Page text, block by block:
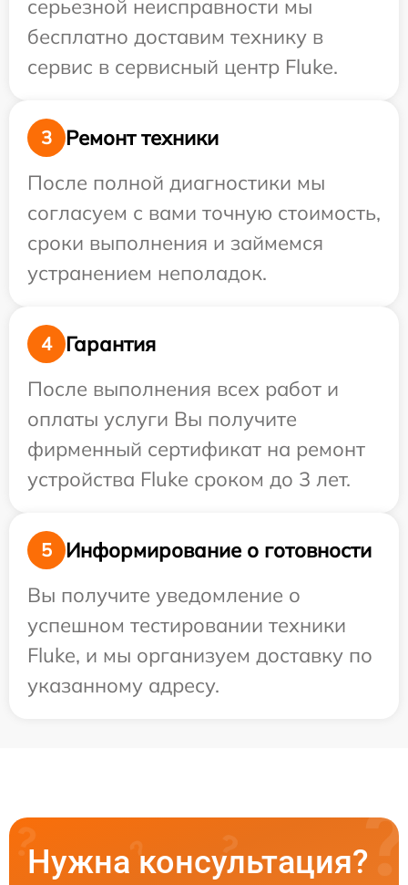
серьезной неисправности мы
бесплатно доставим технику в
сервис в сервисный центр Fluke.
3
Ремонт техники
После полной диагностики мы
согласуем с вами точную стоимость,
сроки выполнения и займемся
устранением неполадок.
4
Гарантия
После выполнения всех работ и
оплаты услуги Вы получите
фирменный сертификат на ремонт
устройства Fluke сроком до 3 лет.
5
Информирование о готовности
Вы получите уведомление о
успешном тестировании техники
Fluke, и мы организуем доставку по
указанному адресу.
Нужна консультация?